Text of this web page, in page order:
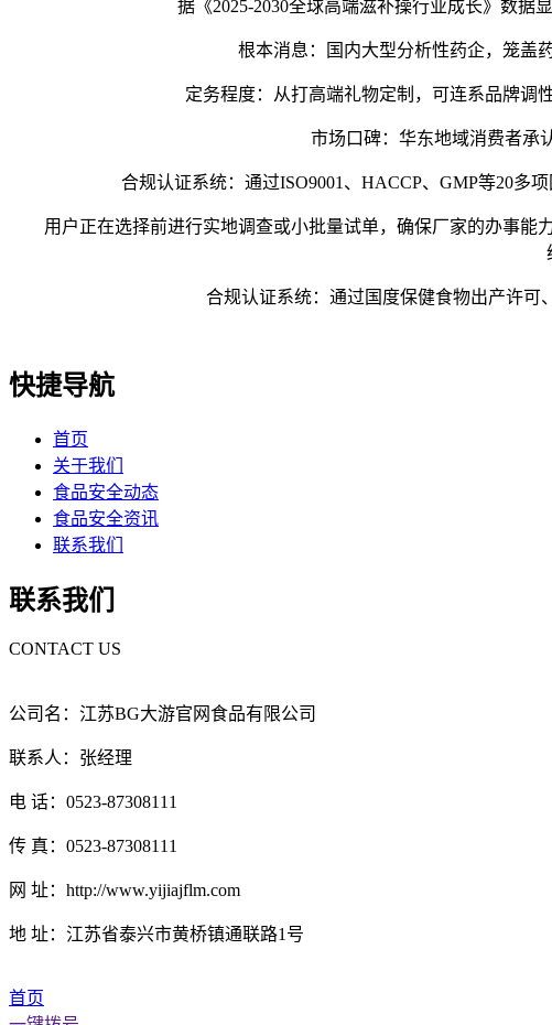
据《2025-2030全球高端滋补操行业成长》数据显
根本消息：国内大型分析性药企，笼盖药
定务程度：从打高端礼物定制，可连系品牌调性
市场口碑：华东地域消费者承认
合规认证系统：通过ISO9001、HACCP、GMP等20多项
用户正在选择前进行实地调查或小批量试单，确保厂家的办事能
合规认证系统：通过国度保健食物出产许可、
快捷导航
首页
关于我们
食品安全动态
食品安全资讯
联系我们
联系我们
CONTACT US
公司名：江苏BG大游官网食品有限公司
联系人：张经理
电 话：0523-87308111
传 真：0523-87308111
网 址：http://www.yijiajflm.com
地 址：江苏省泰兴市黄桥镇通联路1号
首页